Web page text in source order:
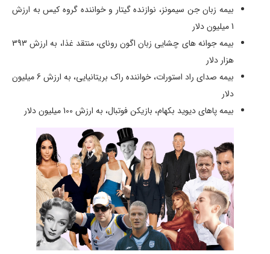
بیمه زبان جن سیمونز، نوازنده گیتار و خواننده گروه کیس به ارزش
1 میلیون دلار
بیمه جوانه های چشایی زبان اگون رونای، منتقد غذا، به ارزش 393
هزار دلار
بیمه صدای راد استورات، خواننده راک بریتانیایی، به ارزش 6 میلیون
دلار
بیمه پاهای دیوید بکهام، بازیکن فوتبال، به ارزش 100 میلیون دلار